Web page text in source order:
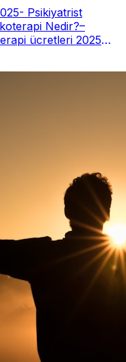
Psikiyatrist
Nedir?–
ücretleri 2025